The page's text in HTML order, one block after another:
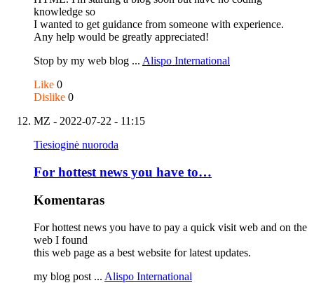
knowledge so
I wanted to get guidance from someone with experience.
Any help would be greatly appreciated!
Stop by my web blog ... Alispo International
Like 0
Dislike 0
MZ - 2022-07-22 - 11:15
Tiesioginė nuoroda
For hottest news you have to…
Komentaras
For hottest news you have to pay a quick visit web and on the
web I found
this web page as a best website for latest updates.
my blog post ... Alispo International